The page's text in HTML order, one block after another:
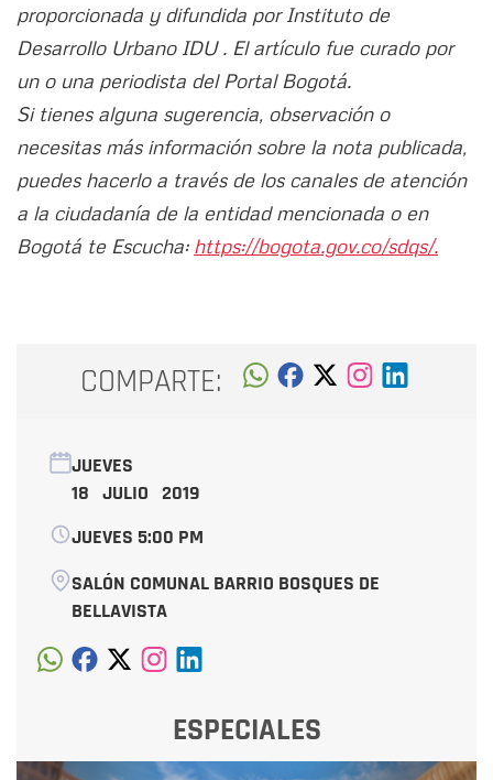
proporcionada y difundida por Instituto de
Desarrollo Urbano IDU . El artículo fue curado por
un o una periodista del Portal Bogotá.
Si tienes alguna sugerencia, observación o
necesitas más información sobre la nota publicada,
puedes hacerlo a través de los canales de atención
a la ciudadanía de la entidad mencionada o en
Bogotá te Escucha: https://bogota.gov.co/sdqs/.
COMPARTE:
JUEVES
18 JULIO 2019
JUEVES 5:00 PM
SALÓN COMUNAL BARRIO BOSQUES DE
BELLAVISTA
ESPECIALES